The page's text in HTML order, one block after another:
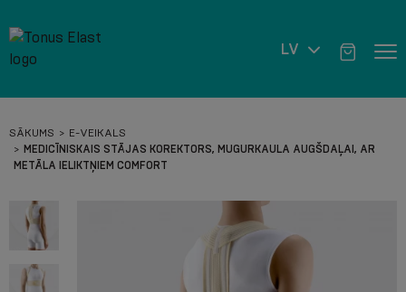
LV
SĀKUMS
E-VEIKALS
MEDICĪNISKAIS STĀJAS KOREKTORS, MUGURKAULA AUGŠDAĻAI, AR
METĀLA IELIKTŅIEM COMFORT